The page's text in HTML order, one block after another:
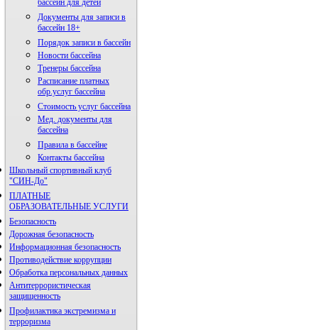
бассейн для детей
Документы для записи в
бассейн 18+
Порядок записи в бассейн
Новости бассейна
Тренеры бассейна
Расписание платных
обр.услуг бассейна
Стоимость услуг бассейна
Мед. документы для
бассейна
Правила в бассейне
Контакты бассейна
Школьный спортивный клуб
"СИН-До"
ПЛАТНЫЕ
ОБРАЗОВАТЕЛЬНЫЕ УСЛУГИ
Безопасность
Дорожная безопасность
Информационная безопасность
Противодействие коррупции
Обработка персональных данных
Антитеррористическая
защищенность
Профилактика экстремизма и
терроризма